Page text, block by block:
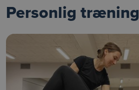
Personlig træning